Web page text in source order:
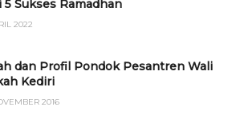
5 Sukses Ramadhan
2022
dan Profil Pondok Pesantren Wali
Kediri
2016